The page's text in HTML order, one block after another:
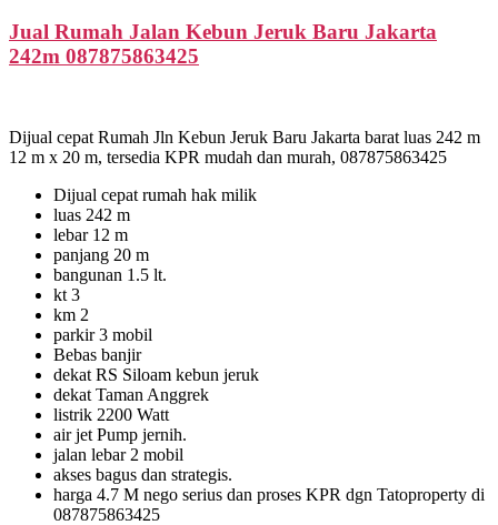
Jual Rumah Jalan Kebun Jeruk Baru Jakarta
242m 087875863425
Dijual cepat Rumah Jln Kebun Jeruk Baru Jakarta barat luas 242 m
12 m x 20 m, tersedia KPR mudah dan murah, 087875863425
Dijual cepat rumah hak milik
luas 242 m
lebar 12 m
panjang 20 m
bangunan 1.5 lt.
kt 3
km 2
parkir 3 mobil
Bebas banjir
dekat RS Siloam kebun jeruk
dekat Taman Anggrek
listrik 2200 Watt
air jet Pump jernih.
jalan lebar 2 mobil
akses bagus dan strategis.
harga 4.7 M nego serius dan proses KPR dgn Tatoproperty di
087875863425